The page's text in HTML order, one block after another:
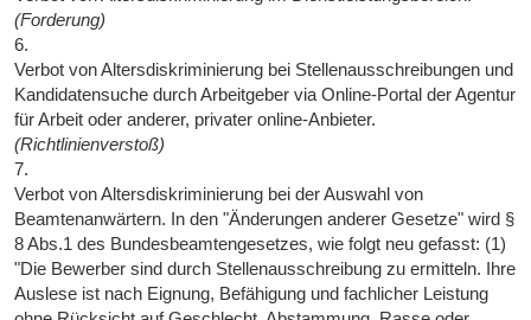
(Forderung)
6.
Verbot von Altersdiskriminierung bei Stellenausschreibungen und
Kandidatensuche durch Arbeitgeber via Online-Portal der Agentur
für Arbeit oder anderer, privater online-Anbieter.
(Richtlinienverstoß)
7.
Verbot von Altersdiskriminierung bei der Auswahl von
Beamtenanwärtern. In den "Änderungen anderer Gesetze" wird §
8 Abs.1 des Bundesbeamtengesetzes, wie folgt neu gefasst: (1)
"Die Bewerber sind durch Stellenausschreibung zu ermitteln. Ihre
Auslese ist nach Eignung, Befähigung und fachlicher Leistung